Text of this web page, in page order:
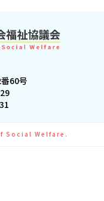
60号
Social Welfare.